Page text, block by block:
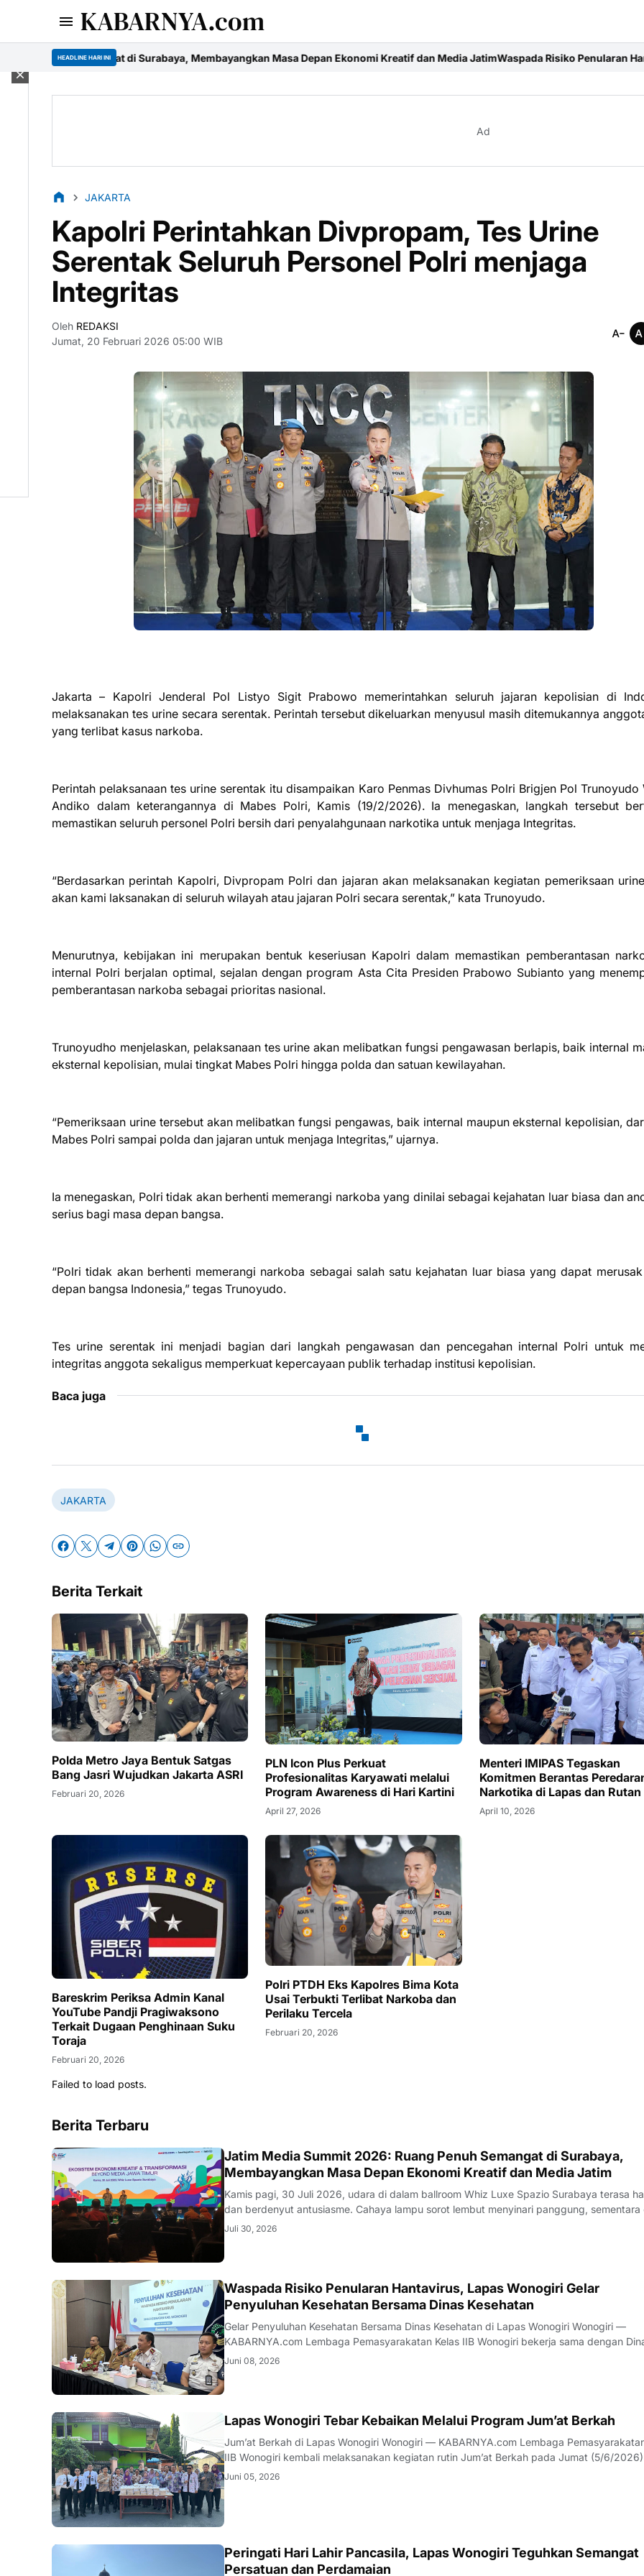
KABARNYA.com
HEADLINE HARI INI
di Surabaya, Membayangkan Masa Depan Ekonomi Kreatif dan Media JatimWaspada Risiko Penularan Hantavirus, Lapas
Ad
JAKARTA
Kapolri Perintahkan Divpropam, Tes Urine
Serentak Seluruh Personel Polri menjaga
Integritas
Oleh REDAKSI
Jumat, 20 Februari 2026 05:00 WIB
Jakarta – Kapolri Jenderal Pol Listyo Sigit Prabowo memerintahkan seluruh jajaran kepolisian di
melaksanakan tes urine secara serentak. Perintah tersebut dikeluarkan menyusul masih ditemukannya
yang terlibat kasus narkoba.
Perintah pelaksanaan tes urine serentak itu disampaikan Karo Penmas Divhumas Polri Brigjen Pol Trunoyudo
Andiko dalam keterangannya di Mabes Polri, Kamis (19/2/2026). Ia menegaskan, langkah tersebut
memastikan seluruh personel Polri bersih dari penyalahgunaan narkotika untuk menjaga Integritas.
“Berdasarkan perintah Kapolri, Divpropam Polri dan jajaran akan melaksanakan kegiatan pemeriksaan
akan kami laksanakan di seluruh wilayah atau jajaran Polri secara serentak,” kata Trunoyudo.
Menurutnya, kebijakan ini merupakan bentuk keseriusan Kapolri dalam memastikan pemberantasan
internal Polri berjalan optimal, sejalan dengan program Asta Cita Presiden Prabowo Subianto yang
pemberantasan narkoba sebagai prioritas nasional.
Trunoyudho menjelaskan, pelaksanaan tes urine akan melibatkan fungsi pengawasan berlapis, baik internal
eksternal kepolisian, mulai tingkat Mabes Polri hingga polda dan satuan kewilayahan.
“Pemeriksaan urine tersebut akan melibatkan fungsi pengawas, baik internal maupun eksternal kepolisian,
Mabes Polri sampai polda dan jajaran untuk menjaga Integritas,” ujarnya.
Ia menegaskan, Polri tidak akan berhenti memerangi narkoba yang dinilai sebagai kejahatan luar biasa dan
serius bagi masa depan bangsa.
“Polri tidak akan berhenti memerangi narkoba sebagai salah satu kejahatan luar biasa yang dapat
depan bangsa Indonesia,” tegas Trunoyudo.
Tes urine serentak ini menjadi bagian dari langkah pengawasan dan pencegahan internal Polri untuk
integritas anggota sekaligus memperkuat kepercayaan publik terhadap institusi kepolisian.
Baca juga
JAKARTA
Berita Terkait
Polda Metro Jaya Bentuk Satgas
Bang Jasri Wujudkan Jakarta ASRI
Februari 20, 2026
PLN Icon Plus Perkuat
Profesionalitas Karyawati melalui
Program Awareness di Hari Kartini
April 27, 2026
Menteri IMIPAS Tegaskan
Komitmen Berantas
Narkotika di Lapas dan Rutan
April 10, 2026
Bareskrim Periksa Admin Kanal
YouTube Pandji Pragiwaksono
Terkait Dugaan Penghinaan Suku
Toraja
Februari 20, 2026
Polri PTDH Eks Kapolres Bima Kota
Usai Terbukti Terlibat Narkoba dan
Perilaku Tercela
Februari 20, 2026
Failed to load posts.
Berita Terbaru
SURABAYA
Jatim Media Summit 2026: Ruang Penuh Semangat di Surabaya,
Membayangkan Masa Depan Ekonomi Kreatif dan Media Jatim
Kamis pagi, 30 Juli 2026, udara di dalam ballroom Whiz Luxe Spazio Surabaya terasa
dan berdenyut antusiasme. Cahaya lampu sorot lembut menyinari panggung, sementara di
bagian depan, layar LED raksasa berpendar warna-warni dengan tulisan tegas yang
Juli 30, 2026
WONOGIRI
Waspada Risiko Penularan Hantavirus, Lapas Wonogiri Gelar
Penyuluhan Kesehatan Bersama Dinas Kesehatan
Gelar Penyuluhan Kesehatan Bersama Dinas Kesehatan di Lapas Wonogiri Wonogiri —
KABARNYA.com Lembaga Pemasyarakatan Kelas IIB Wonogiri bekerja sama dengan Dinas
Kesehatan Kabupaten Wonogiri menggelar kegiatan penyuluhan kesehatan tentang
Juni 08, 2026
WONOGIRI Lapas Wonogiri Tebar Kebaikan Melalui Program Jum’at Berkah
Jum’at Berkah di Lapas Wonogiri Wonogiri — KABARNYA.com Lembaga Pemasyarakatan Kelas
IIB Wonogiri kembali melaksanakan kegiatan rutin Jum’at Berkah pada Jumat (5/6/2026)
sebagai wujud kepedulian sosial kepada masyarakat. Kegiatan diawali dengan apel pagi
Juni 05, 2026
Peringati Hari Lahir Pancasila, Lapas Wonogiri Teguhkan Semangat
Persatuan dan Perdamaian